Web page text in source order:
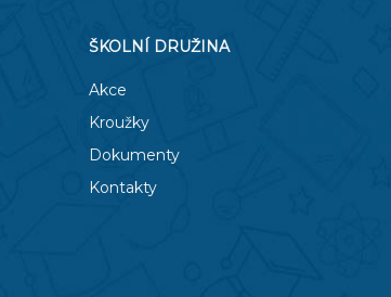
ŠKOLNÍ DRUŽINA
Akce
Kroužky
Dokumenty
Kontakty